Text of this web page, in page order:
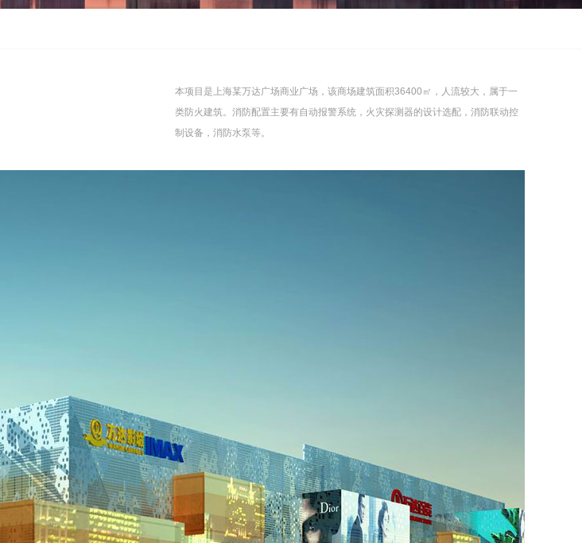
本项目是上海某万达广场商业广场，该商场建筑面积36400㎡，人流较大，属于一
类防火建筑。消防配置主要有自动报警系统，火灾探测器的设计选配，消防联动控
制设备，消防水泵等。